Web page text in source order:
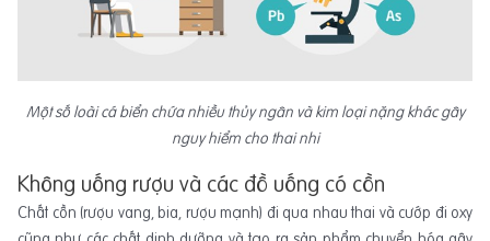
Một số loài cá biển chứa nhiều thủy ngân và kim loại nặng khác gây
nguy hiểm cho thai nhi
Không uống rượu và các đồ uống có cồn
Chất cồn (rượu vang, bia, rượu mạnh) đi qua nhau thai và cướp đi oxy